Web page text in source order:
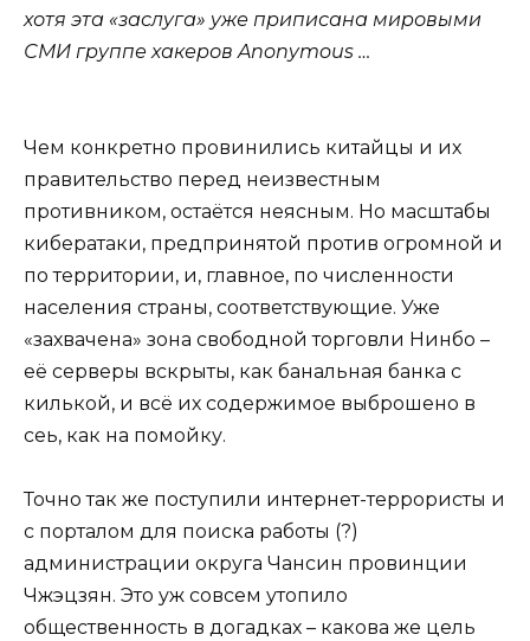
хотя эта «заслуга» уже приписана мировыми
СМИ группе хакеров Anonymous …
Чем конкретно провинились китайцы и их
правительство перед неизвестным
противником, остаётся неясным. Но масштабы
кибератаки, предпринятой против огромной и
по территории, и, главное, по численности
населения страны, соответствующие. Уже
«захвачена» зона свободной торговли Нинбо –
её серверы вскрыты, как банальная банка с
килькой, и всё их содержимое выброшено в
сеь, как на помойку.
Точно так же поступили интернет-террористы и
с порталом для поиска работы (?)
администрации округа Чансин провинции
Чжэцзян. Это уж совсем утопило
общественность в догадках – какова же цель